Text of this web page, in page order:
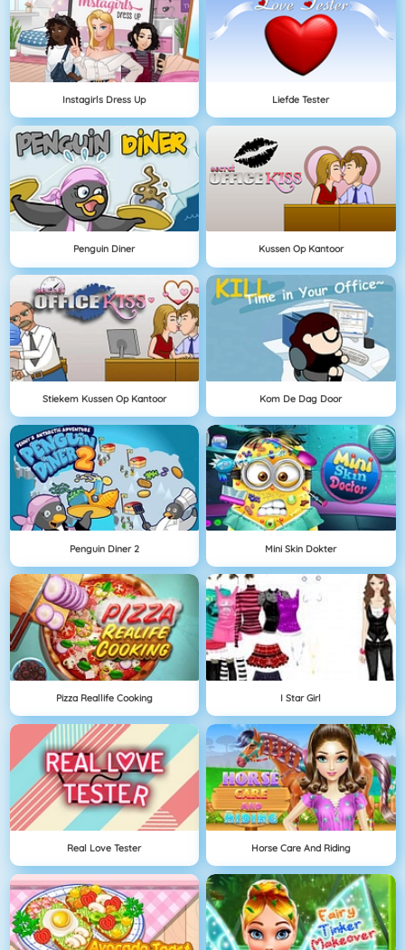
Instagirls Dress Up Liefde Tester
Penguin Diner Kussen Op Kantoor
Stiekem Kussen Op Kantoor Kom De Dag Door
Penguin Diner 2 Mini Skin Dokter
Pizza Reallife Cooking I Star Girl
Real Love Tester Horse Care And Riding